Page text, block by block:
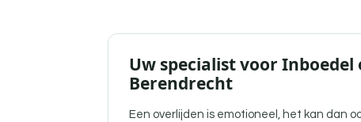
Uw specialist voor
Berendrecht
Een overlijden is emotioneel, het kan dan